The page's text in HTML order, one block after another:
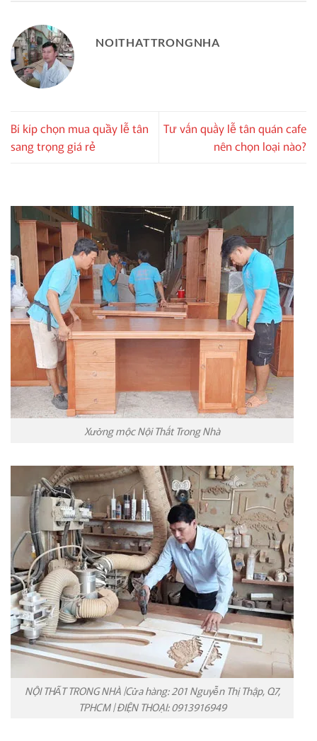
NOITHATTRONGNHA
Bí kíp chọn mua quầy lễ tân
sang trọng giá rẻ
Tư vấn quầy lễ tân quán cafe
nên chọn loại nào?
Xưởng mộc Nội Thất Trong Nhà
NỘI THẤT TRONG NHÀ |Cửa hàng: 201 Nguyễn Thị Thập, Q7,
TPHCM | ĐIỆN THOẠI: 0913916949